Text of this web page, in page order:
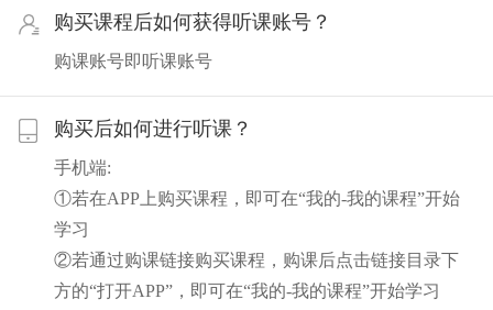
购买课程后如何获得听课账号？
购课账号即听课账号
购买后如何进行听课？
手机端:
①若在APP上购买课程，即可在“我的-我的课程”开始
学习
②若通过购课链接购买课程，购课后点击链接目录下
方的“打开APP”，即可在“我的-我的课程”开始学习